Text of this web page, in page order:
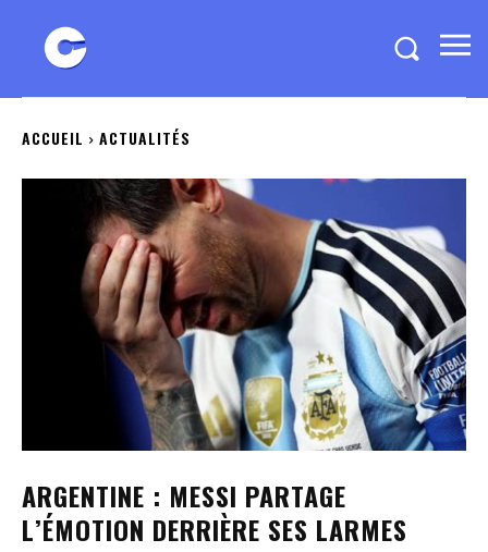
ACCUEIL ACTUALITÉS
ARGENTINE : MESSI PARTAGE
L’ÉMOTION DERRIÈRE SES LARMES